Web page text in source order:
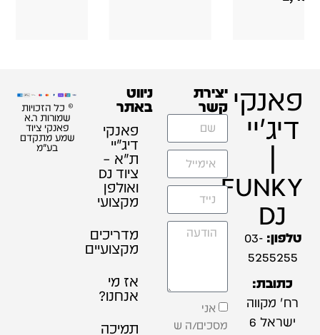
פאנקי
דיג'יי
|
FUNKY
DJ
טלפון: 03-
5255255
כתובת:
רח' מקווה
ישראל 6
יצירת
קשר
אני
מסכים/ה ש
ניווט
באתר
פאנקי
דיג׳יי
ת"א –
ציוד DJ
ואולפן
מקצועי
מדריכים
מקצועיים
אז מי
אנחנו?
תמיכה
© כל הזכויות
שמורות ר.א
פאנקי ציוד
שמע מתקדם
בע"מ